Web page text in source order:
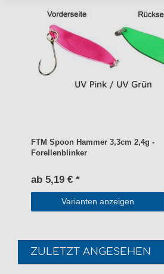
FTM Spoon Hammer 3,3cm 2,4g -
Forellenblinker
ab 5,19 € *
Varianten anzeigen
ZULETZT ANGESEHEN